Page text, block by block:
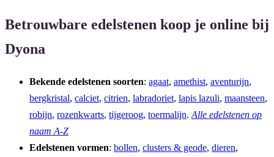
Betrouwbare edelstenen koop je online bij
Dyona
Bekende edelstenen soorten: agaat, amethist, aventurijn,
bergkristal, calciet, citrien, labradoriet, lapis lazuli, maansteen,
robijn, rozenkwarts, tijgeroog, toermalijn. Alle edelstenen op
naam A-Z
Edelstenen vormen: bollen, clusters & geode, dieren,